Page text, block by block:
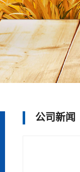
公司新闻